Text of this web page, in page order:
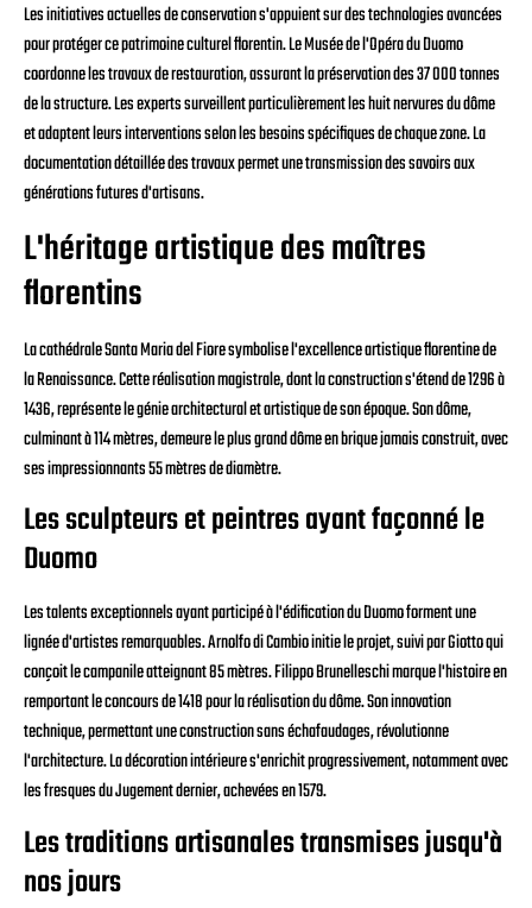
Les initiatives actuelles de conservation s'appuient sur des technologies avancées
pour protéger ce patrimoine culturel florentin. Le Musée de l'Opéra du Duomo
coordonne les travaux de restauration, assurant la préservation des 37 000 tonnes
de la structure. Les experts surveillent particulièrement les huit nervures du dôme
et adaptent leurs interventions selon les besoins spécifiques de chaque zone. La
documentation détaillée des travaux permet une transmission des savoirs aux
générations futures d'artisans.
L'héritage artistique des maîtres
florentins
La cathédrale Santa Maria del Fiore symbolise l'excellence artistique florentine de
la Renaissance. Cette réalisation magistrale, dont la construction s'étend de 1296 à
1436, représente le génie architectural et artistique de son époque. Son dôme,
culminant à 114 mètres, demeure le plus grand dôme en brique jamais construit, avec
ses impressionnants 55 mètres de diamètre.
Les sculpteurs et peintres ayant façonné le
Duomo
Les talents exceptionnels ayant participé à l'édification du Duomo forment une
lignée d'artistes remarquables. Arnolfo di Cambio initie le projet, suivi par Giotto qui
conçoit le campanile atteignant 85 mètres. Filippo Brunelleschi marque l'histoire en
remportant le concours de 1418 pour la réalisation du dôme. Son innovation
technique, permettant une construction sans échafaudages, révolutionne
l'architecture. La décoration intérieure s'enrichit progressivement, notamment avec
les fresques du Jugement dernier, achevées en 1579.
Les traditions artisanales transmises jusqu'à
nos jours